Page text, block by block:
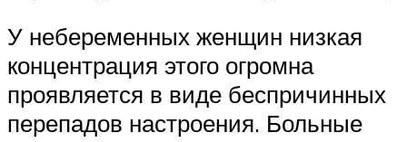
У небеременных женщин низкая
концентрация этого огромна
проявляется в виде беспричинных
перепадов настроения. Больные